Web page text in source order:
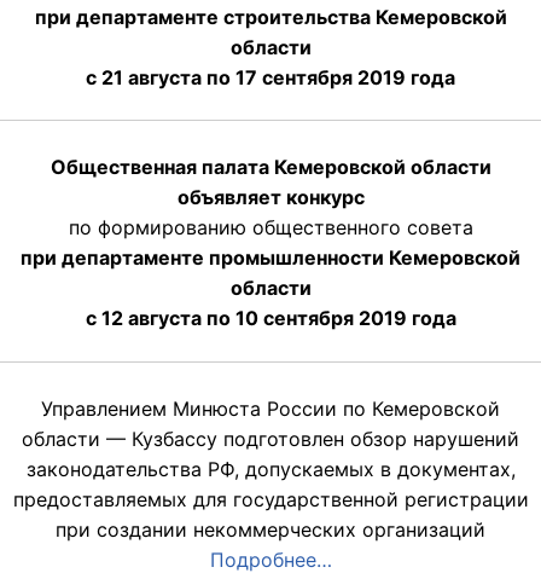
при департаменте строительства Кемеровской
области
с 21 августа по 17 сентября 2019 года
Общественная палата Кемеровской области
объявляет конкурс
по формированию общественного совета
при департаменте промышленности Кемеровской
области
с 12 августа по 10 сентября 2019 года
Управлением Минюста России по Кемеровской
области — Кузбассу подготовлен обзор нарушений
законодательства РФ, допускаемых в документах,
предоставляемых для государственной регистрации
при создании некоммерческих организаций
Подробнее…